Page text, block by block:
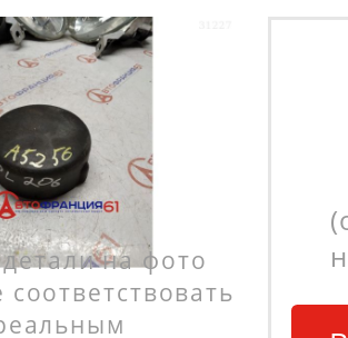
на фото